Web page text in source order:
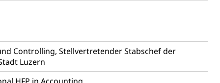
Controlling, Stellvertretender Stabschef der
Luzern